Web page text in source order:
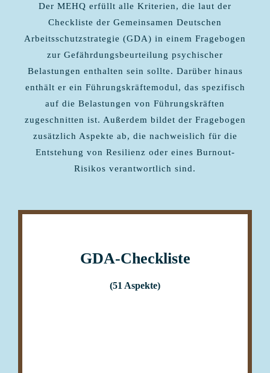
Der MEHQ erfüllt alle Kriterien, die laut der
Checkliste der Gemeinsamen Deutschen
Arbeitsschutzstrategie (GDA) in einem Fragebogen
zur Gefährdungsbeurteilung psychischer
Belastungen enthalten sein sollte. Darüber hinaus
enthält er ein Führungskräftemodul, das spezifisch
auf die Belastungen von Führungskräften
zugeschnitten ist. Außerdem bildet der Fragebogen
zusätzlich Aspekte ab, die nachweislich für die
Entstehung von Resilienz oder eines Burnout-
Risikos verantwortlich sind.
GDA-Checkliste
(51 Aspekte)